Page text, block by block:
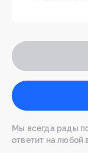
Мы всегда рады
ответит на любой